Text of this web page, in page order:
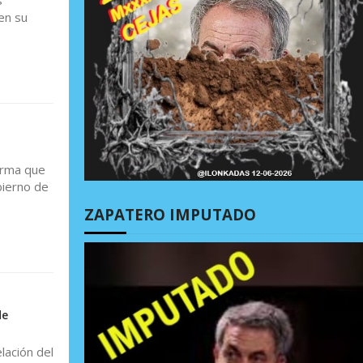
su
que
de
del
ZAPATERO IMPUTADO